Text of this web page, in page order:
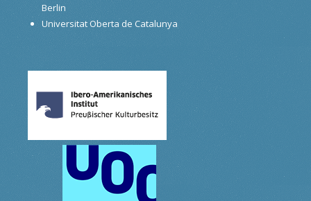
Berlin
Universitat Oberta de Catalunya